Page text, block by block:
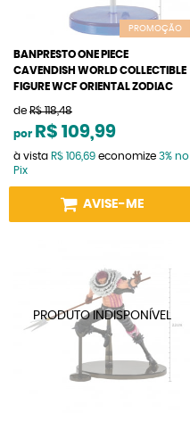
PROMOÇÃO
BANPRESTO ONE PIECE
CAVENDISH WORLD COLLECTIBLE
FIGURE WCF ORIENTAL ZODIAC
de R$ 118,48
por R$ 109,99
à vista R$ 106,69 economize 3% no
Pix
AVISE-ME